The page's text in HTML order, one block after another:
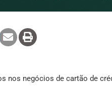
nos negócios de cartão de